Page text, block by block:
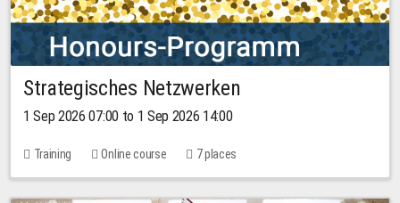
Strategisches Netzwerken
1 Sep 2026 07:00 to 1 Sep 2026 14:00
Training Online course 7 places